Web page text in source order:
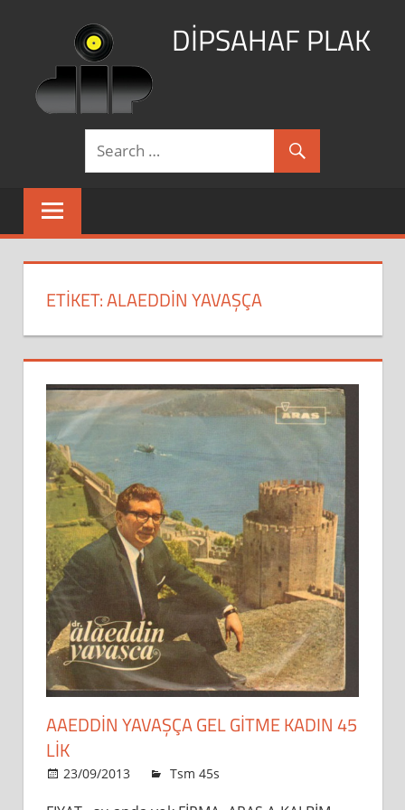
DİPSAHAF PLAK
DİPSAHAF
ETIKET:ALAEDDIN YAVAŞÇA
AAEDDİN YAVAŞÇA GEL GITME KADIN 45
LİK
23/09/2013 admin
Tsm 45s